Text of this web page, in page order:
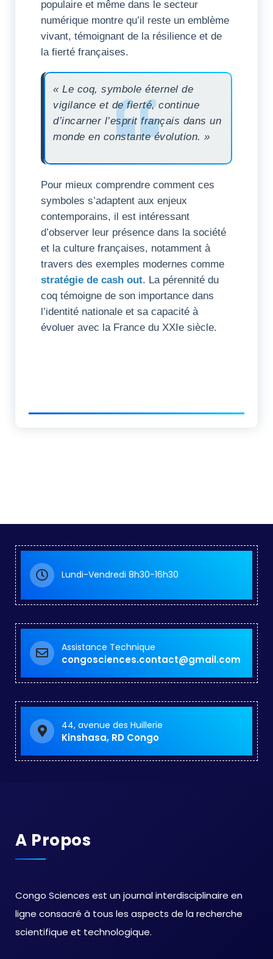
populaire et même dans le secteur
numérique montre qu’il reste un emblème
vivant, témoignant de la résilience et de
la fierté françaises.
« Le coq, symbole éternel de
vigilance et de fierté, continue
d’incarner l’esprit français dans un
monde en constante évolution. »
Pour mieux comprendre comment ces
symboles s’adaptent aux enjeux
contemporains, il est intéressant
d’observer leur présence dans la société
et la culture françaises, notamment à
travers des exemples modernes comme
stratégie de cash out. La pérennité du
coq témoigne de son importance dans
l’identité nationale et sa capacité à
évoluer avec la France du XXIe siècle.
Lundi-Vendredi 8h30-16h30
Assistance Technique
congosciences.contact@gmail.com
44, avenue des Huillerie
Kinshasa, RD Congo
A Propos
Congo Sciences est un journal interdisciplinaire en
ligne consacré à tous les aspects de la recherche
scientifique et technologique.